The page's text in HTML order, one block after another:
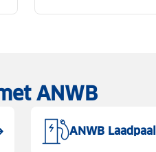
ANWB
ANWB Laadpaal